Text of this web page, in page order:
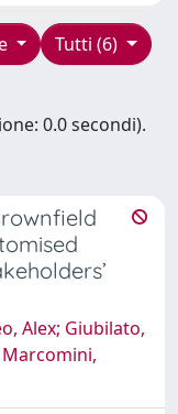
Tutti (6)
0.0 secondi).
Alex; Giubilato,
Marcomini,